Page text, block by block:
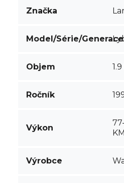
Značka
Model/Série/Generace
Objem
Ročník
Výkon
KM
Výrobce